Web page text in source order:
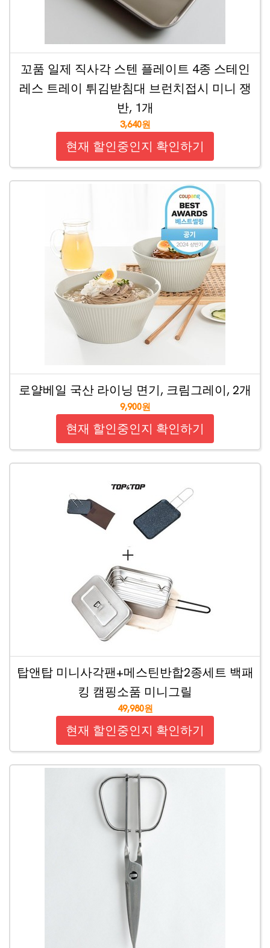
꼬품 일제 직사각 스텐 플레이트 4종 스테인
레스 트레이 튀김받침대 브런치접시 미니 쟁
반, 1개
3,640원
현재 할인중인지 확인하기
로얄베일 국산 라이닝 면기, 크림그레이, 2개
9,900원
현재 할인중인지 확인하기
탑앤탑 미니사각팬+메스틴반합2종세트 백패
킹 캠핑소품 미니그릴
49,980원
현재 할인중인지 확인하기